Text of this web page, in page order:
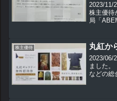
2023/11/
株主優
局「
では
ツ中継も
株主優待 丸紅か
2023/06/
ました
などの